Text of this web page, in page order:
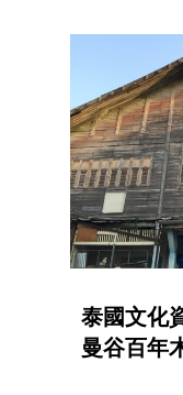
泰國文化
曼谷百年